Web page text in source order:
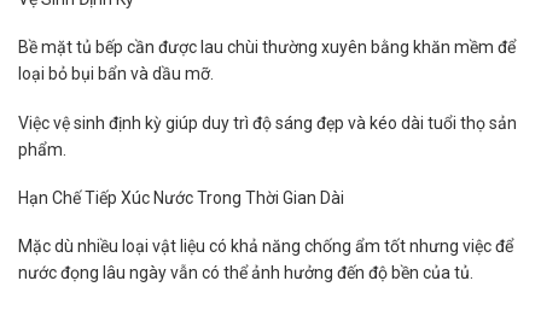
Bề mặt tủ bếp cần được lau chùi thường xuyên bằng khăn mềm để
loại bỏ bụi bẩn và dầu mỡ.
Việc vệ sinh định kỳ giúp duy trì độ sáng đẹp và kéo dài tuổi thọ sản
phẩm.
Hạn Chế Tiếp Xúc Nước Trong Thời Gian Dài
Mặc dù nhiều loại vật liệu có khả năng chống ẩm tốt nhưng việc để
nước đọng lâu ngày vẫn có thể ảnh hưởng đến độ bền của tủ.